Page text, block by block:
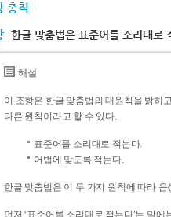
총칙
한글 맞춤법은 표준어를 소리대로
해설
이 조항은 한글 맞춤법의 대원칙을 밝히
다른 원칙이라고 할 수 있다.
표준어를 소리대로 적는다.
어법에 맞도록 적는다.
한글 맞춤법은 이 두 가지 원칙에 따라
먼저 ‘표준어를 소리대로 적는다’는 말